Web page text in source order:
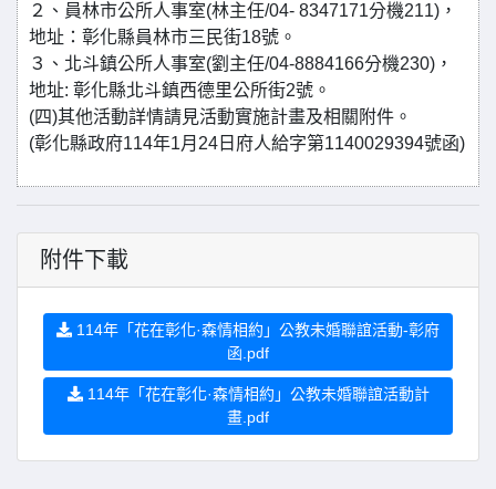
２、員林市公所人事室(林主任/04- 8347171分機211)，
地址：彰化縣員林市三民街18號。
３、北斗鎮公所人事室(劉主任/04-8884166分機230)，
地址: 彰化縣北斗鎮西德里公所街2號。
(四)其他活動詳情請見活動實施計畫及相關附件。
(彰化縣政府114年1月24日府人給字第1140029394號函)
附件下載
114年「花在彰化·森情相約」公教未婚聯誼活動-彰府
函.pdf
114年「花在彰化·森情相約」公教未婚聯誼活動計
畫.pdf